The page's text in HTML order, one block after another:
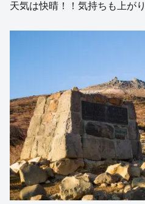
天気は快晴！！気持ちも上が